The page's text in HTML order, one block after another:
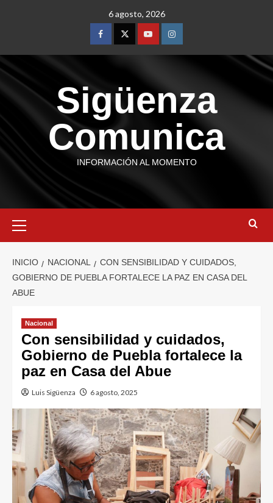
6 agosto, 2026
Sigüenza
Comunica
INFORMACIÓN AL MOMENTO
INICIO NACIONAL
CON SENSIBILIDAD Y CUIDADOS,
GOBIERNO DE PUEBLA FORTALECE LA PAZ EN CASA DEL
ABUE
Nacional
Con sensibilidad y cuidados,
Gobierno de Puebla fortalece la
paz en Casa del Abue
Luis Sigüenza 6 agosto, 2025